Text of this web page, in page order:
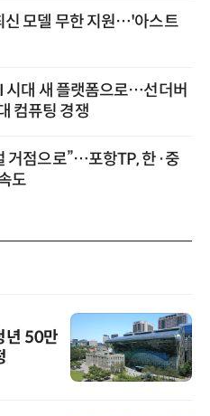
신 모델 무한 지원…'아스트
시대 새 플랫폼으로…선더버
컴퓨팅 경쟁
거점으로”…포항TP, 한·중
도
년 50만